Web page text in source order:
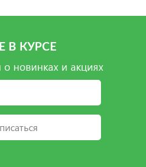
В КУРСЕ
новинках и акциях